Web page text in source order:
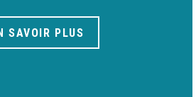
SAVOIR PLUS